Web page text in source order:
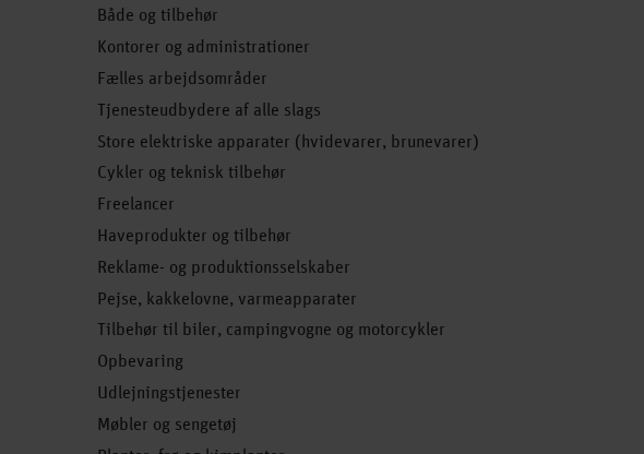
Både og tilbehør
Kontorer og administrationer
Fælles arbejdsområder
Tjenesteudbydere af alle slags
Store elektriske apparater (hvidevarer, brunevarer)
Cykler og teknisk tilbehør
Freelancer
Haveprodukter og tilbehør
Reklame- og produktionsselskaber
Pejse, kakkelovne, varmeapparater
Tilbehør til biler, campingvogne og motorcykler
Opbevaring
Udlejningstjenester
Møbler og sengetøj